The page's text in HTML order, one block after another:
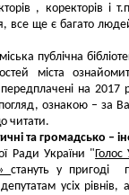
, коректорів і
все ще є багато
публічна
міста
на
ознакою – за
читати.
та громадсько –
Ради України "Голос
стануть у пригоді
усіх